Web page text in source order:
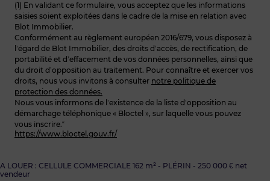
A LOUER : CELLULE COMMERCIALE 162 m² - PLÉRIN - 250 000 € net
vendeur
(1) En validant ce formulaire, vous acceptez que les informations
saisies soient exploitées dans le cadre de la mise en relation avec
Blot Immobilier.
Conformément au règlement européen 2016/679, vous disposez à
l’égard de Blot Immobilier, des droits d’accès, de rectification, de
portabilité et d’effacement de vos données personnelles, ainsi que
du droit d’opposition au traitement. Pour connaître et exercer vos
droits, nous vous invitons à consulter notre politique de
protection des données.
Nous vous informons de l’existence de la liste d’opposition au
démarchage téléphonique « Bloctel », sur laquelle vous pouvez
vous inscrire.“
https://www.bloctel.gouv.fr/